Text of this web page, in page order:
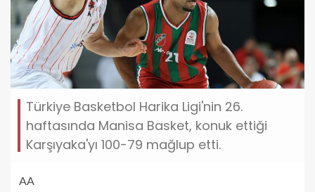
Türkiye Basketbol Harika Ligi'nin 26.
haftasında Manisa Basket, konuk ettiği
Karşıyaka'yı 100-79 mağlup etti.
AA